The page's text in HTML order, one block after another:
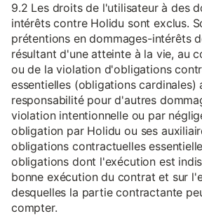
9.2 Les droits de l'utilisateur à des
intérêts contre Holidu sont exclus.
prétentions en dommages-intérêts
résultant d'une atteinte à la vie, au
ou de la violation d'obligations
essentielles (obligations cardinales)
responsabilité pour d'autres
violation intentionnelle ou par
obligation par Holidu ou ses
obligations contractuelles
obligations dont l'exécution est
bonne exécution du contrat et sur
desquelles la partie contractante
compter.